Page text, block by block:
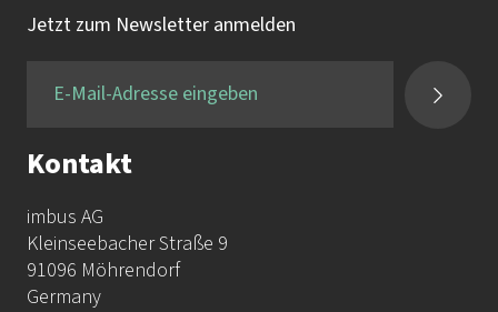
Tel.:
+49 9131 / 7518-750
Jetzt zum Newsletter anmelden
Kontakt
imbus AG
Kleinseebacher Straße 9
91096 Möhrendorf
Germany